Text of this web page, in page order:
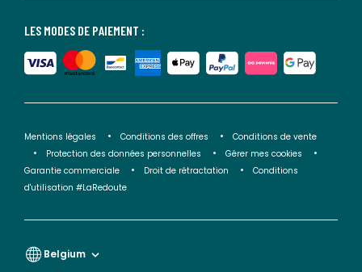
LES MODES DE PAIEMENT :
Mentions légales Conditions des offres
Conditions de vente
Protection des données personnelles
Gérer mes cookies
Garantie commerciale
Droit de rétractation
Conditions
d'utilisation #LaRedoute
Belgium